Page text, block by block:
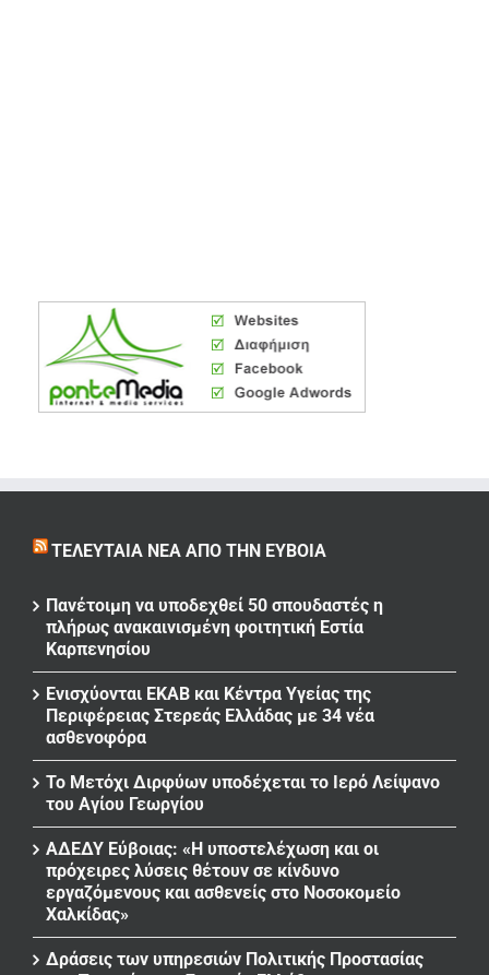
ΤΕΛΕΥΤΑΊΑ ΝΈΑ ΑΠΌ ΤΗΝ ΕΎΒΟΙΑ
Πανέτοιμη να υποδεχθεί 50 σπουδαστές η
πλήρως ανακαινισμένη φοιτητική Εστία
Καρπενησίου
Ενισχύονται ΕΚΑΒ και Κέντρα Υγείας της
Περιφέρειας Στερεάς Ελλάδας με 34 νέα
ασθενοφόρα
Το Μετόχι Διρφύων υποδέχεται το Ιερό Λείψανο
του Αγίου Γεωργίου
ΑΔΕΔΥ Εύβοιας: «Η υποστελέχωση και οι
πρόχειρες λύσεις θέτουν σε κίνδυνο
εργαζόμενους και ασθενείς στο Νοσοκομείο
Χαλκίδας»
Δράσεις των υπηρεσιών Πολιτικής Προστασίας